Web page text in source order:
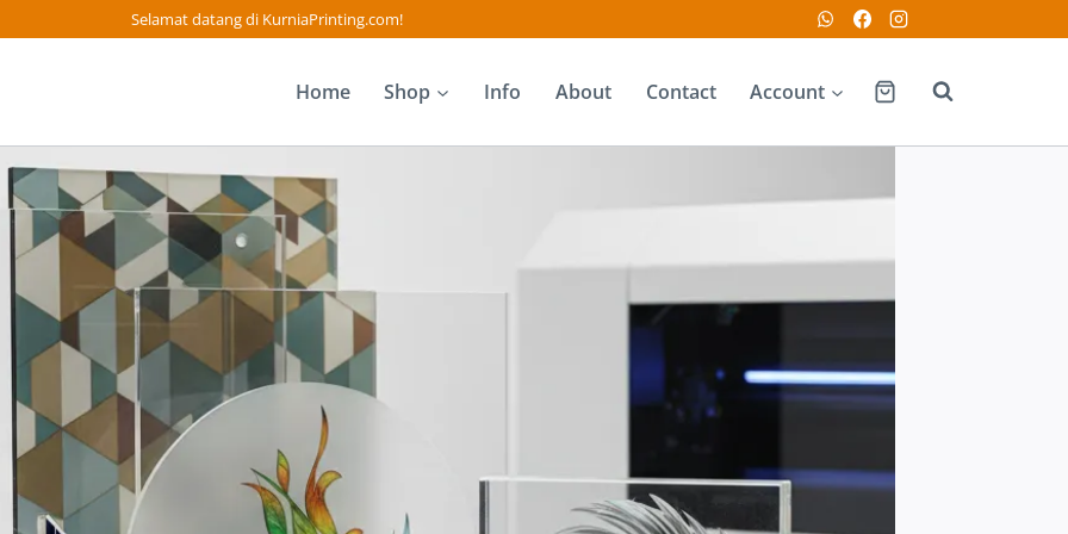
Selamat datang di KurniaPrinting.com!
Home Shop Info About Contact Account